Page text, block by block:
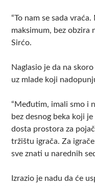
“To nam se sada
maksimum, bez obzira
Sirćo.
Naglasio je da na
uz mlade koji
“Međutim, imali smo i
bez desnog beka koji
dosta prostora za
tržištu igrača. Za
sve znati u narednih
Izrazio je nadu da će